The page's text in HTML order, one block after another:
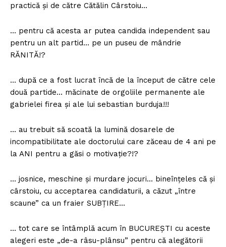
practică și de către Cătălin Cârstoiu…
… pentru că acesta ar putea candida independent sau
pentru un alt partid… pe un puseu de mândrie
RĂNITĂ!?
… după ce a fost lucrat încă de la început de către cele
două partide… măcinate de orgoliile permanente ale
gabrielei firea și ale lui sebastian burduja!!!
… au trebuit să scoată la lumină dosarele de
incompatibilitate ale doctorului care zăceau de 4 ani pe
la ANI pentru a găsi o motivație?!?
… josnice, meschine și murdare jocuri… bineînțeles că și
cârstoiu, cu acceptarea candidaturii, a căzut „între
scaune” ca un fraier SUBȚIRE…
… tot care se întâmplă acum în BUCUREȘTI cu aceste
alegeri este „de-a râsu-plânsu” pentru că alegătorii